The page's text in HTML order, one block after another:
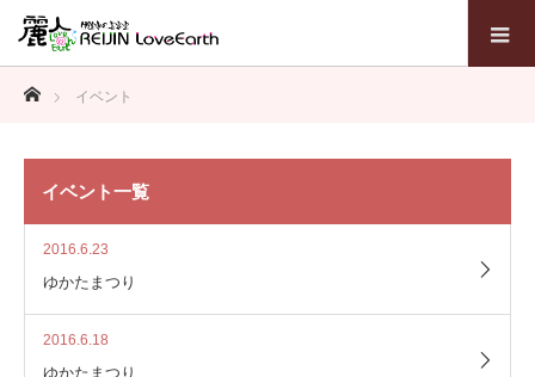
イベント
イベント一覧
2016.6.23
ゆかたまつり
2016.6.18
ゆかたまつり